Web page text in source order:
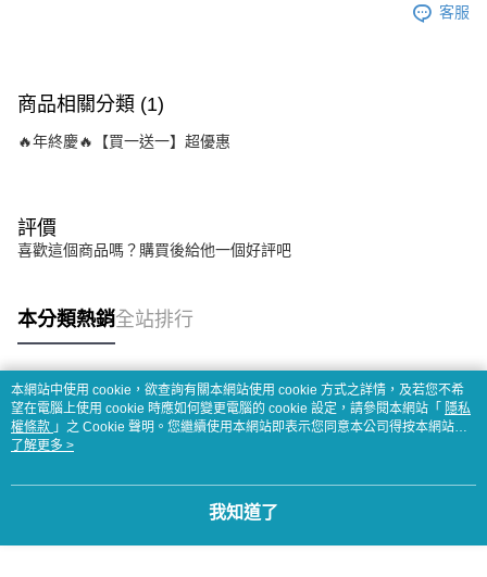
客服
商品相關分類 (1)
🔥年終慶🔥【買一送一】超優惠
評價
喜歡這個商品嗎？購買後給他一個好評吧
本分類熱銷全站排行
熱門標籤
本網站中使用 cookie，欲查詢有關本網站使用 cookie 方式之詳情，及若您不希
望在電腦上使用 cookie 時應如何變更電腦的 cookie 設定，請參閱本網站「 隱私
權條款 」之 Cookie 聲明。您繼續使用本網站即表示您同意本公司得按本網站使
用條款之 Cookie 聲明使用 cookie。
了解更多 >
我知道了